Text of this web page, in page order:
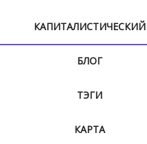
КАПИТАЛИСТИЧЕСКИЙ
БЛОГ
ТЭГИ
КАРТА